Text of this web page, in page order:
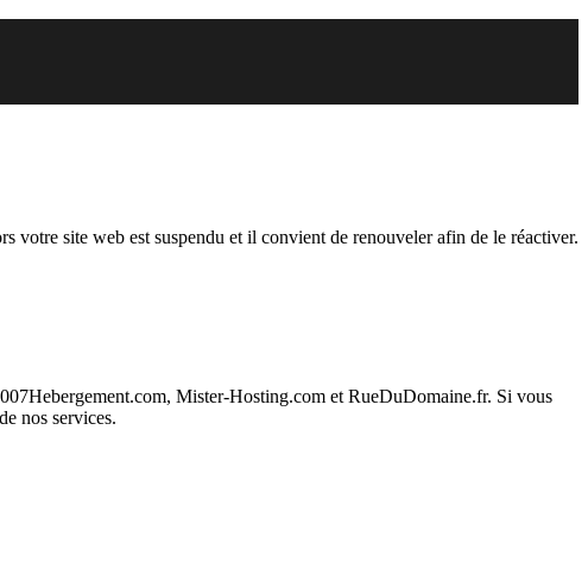
votre site web est suspendu et il convient de renouveler afin de le réactiver.
Mister-Hosting.com et RueDuDomaine.fr. Si vous
nos services.